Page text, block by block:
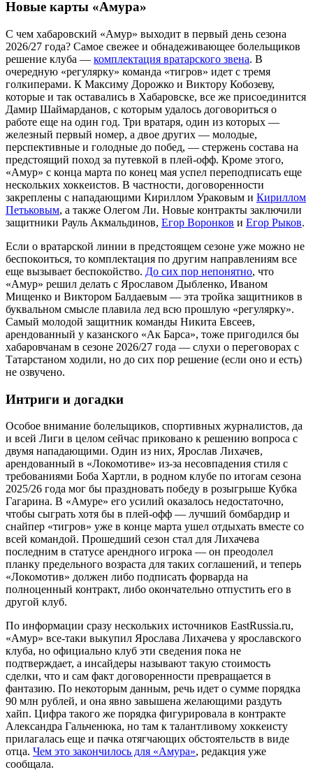
Новые карты «Амура»
С чем хабаровский «Амур» выходит в первый день сезона
2026/27 года? Самое свежее и обнадеживающее болельщиков
решение клуба — комплектация вратарского звена. В
очередную «регулярку» команда «тигров» идет с тремя
голкиперами. К Максиму Дорожко и Виктору Кобозеву,
которые и так оставались в Хабаровске, все же присоединится
Дамир Шаймарданов, с которым удалось договориться о
работе еще на один год. Три вратаря, один из которых —
железный первый номер, а двое других — молодые,
перспективные и голодные до побед, — стержень состава на
предстоящий поход за путевкой в плей-офф. Кроме этого,
«Амур» с конца марта по конец мая успел переподписать еще
нескольких хоккеистов. В частности, договоренности
закреплены с нападающими Кириллом Ураковым и Кириллом
Петьковым, а также Олегом Ли. Новые контракты заключили
защитники Рауль Акмальдинов, Егор Воронков и Егор Рыков.
Если о вратарской линии в предстоящем сезоне уже можно не
беспокоиться, то комплектация по другим направлениям все
еще вызывает беспокойство. До сих пор непонятно, что
«Амур» решил делать с Ярославом Дыбленко, Иваном
Мищенко и Виктором Балдаевым — эта тройка защитников в
буквальном смысле плавила лед всю прошлую «регулярку».
Самый молодой защитник команды Никита Евсеев,
арендованный у казанского «Ак Барса», тоже пригодился бы
хабаровчанам в сезоне 2026/27 года — слухи о переговорах с
Татарстаном ходили, но до сих пор решение (если оно и есть)
не озвучено.
Интриги и догадки
Особое внимание болельщиков, спортивных журналистов, да
и всей Лиги в целом сейчас приковано к решению вопроса с
двумя нападающими. Один из них, Ярослав Лихачев,
арендованный в «Локомотиве» из-за несовпадения стиля с
требованиями Боба Хартли, в родном клубе по итогам сезона
2025/26 года мог бы праздновать победу в розыгрыше Кубка
Гагарина. В «Амуре» его усилий оказалось недостаточно,
чтобы сыграть хотя бы в плей-офф — лучший бомбардир и
снайпер «тигров» уже в конце марта ушел отдыхать вместе со
всей командой. Прошедший сезон стал для Лихачева
последним в статусе арендного игрока — он преодолел
планку предельного возраста для таких соглашений, и теперь
«Локомотив» должен либо подписать форварда на
полноценный контракт, либо окончательно отпустить его в
другой клуб.
По информации сразу нескольких источников EastRussia.ru,
«Амур» все-таки выкупил Ярослава Лихачева у ярославского
клуба, но официально клуб эти сведения пока не
подтверждает, а инсайдеры называют такую стоимость
сделки, что и сам факт договоренности превращается в
фантазию. По некоторым данным, речь идет о сумме порядка
90 млн рублей, и она явно завышена желающими раздуть
хайп. Цифра такого же порядка фигурировала в контракте
Александра Гальченюка, но там к талантливому хоккеисту
прилагалась еще и пачка отягчающих обстоятельств в виде
отца. Чем это закончилось для «Амура», редакция уже
сообщала.